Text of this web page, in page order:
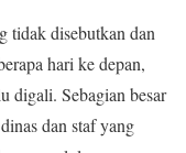
tidak disebutkan dan
hari ke depan,
digali. Sebagian besar
dan staf yang